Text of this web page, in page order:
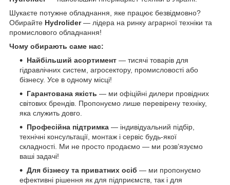
Шукаєте потужне обладнання, яке працює безвідмовно?
Обирайте Hydrolider— лідера на ринку аграрної техніки та
промислового обладнання!
Чому обирають саме нас:
Найбільший асортимент — тисячі товарів для
гідравлічних систем, агросектору, промисловості або
бізнесу. Усе в одному місці!
Гарантована якість — ми офіційні дилери провідних
світових брендів. Пропонуємо лише перевірену техніку,
яка служить довго.
Професійна підтримка — індивідуальний підбір,
технічні консультації, монтаж і сервіс будь-якої
складності. Ми не просто продаємо — ми розв’язуємо
ваші задачі!
Для бізнесу та приватних осіб — ми пропонуємо
ефективні рішення як для підприємств, так і для